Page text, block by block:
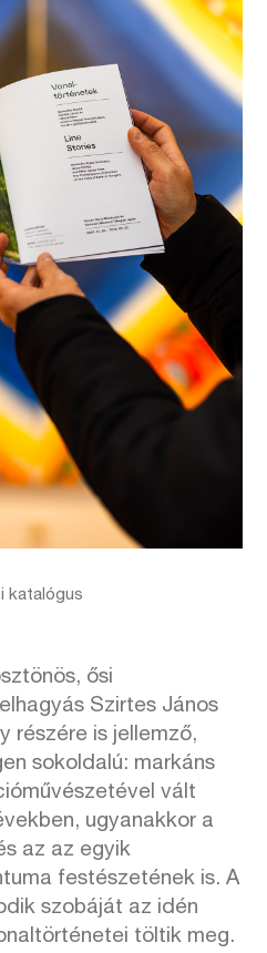
katalógus
ősi
Szirtes János
részére is jellemző,
sokoldalú: markáns
vált
ugyanakkor a
az az egyik
festészetének is. A
szobáját az idén
töltik meg.